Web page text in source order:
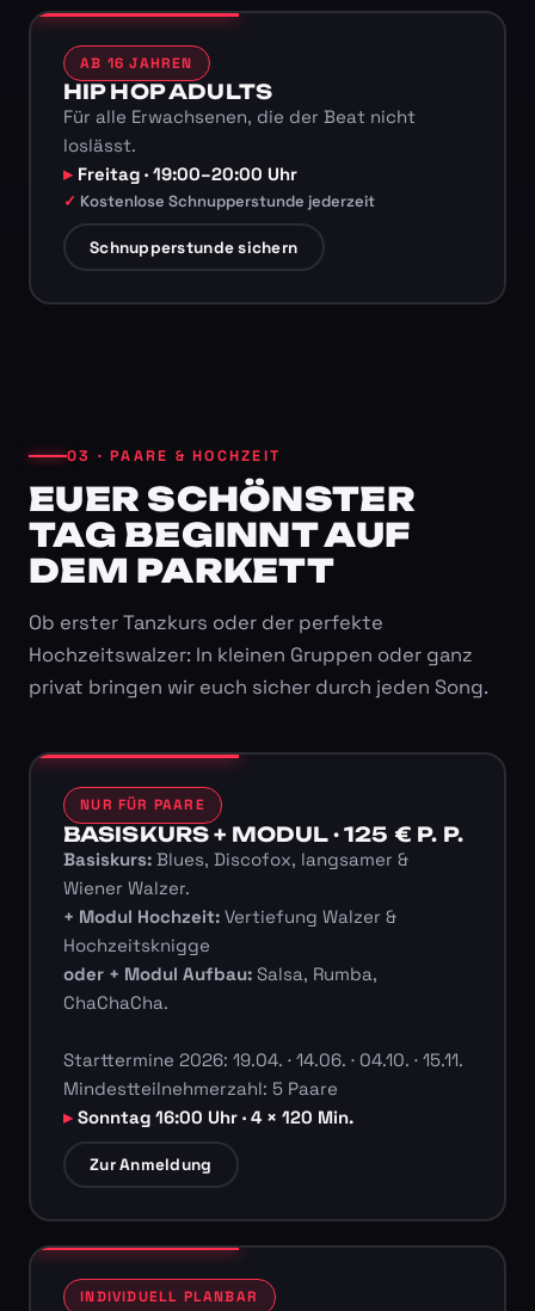
AB 16 JAHREN
HIP HOP ADULTS
Für alle Erwachsenen, die der Beat nicht
loslässt.
Freitag · 19:00–20:00 Uhr
Kostenlose Schnupperstunde jederzeit
Schnupperstunde sichern
03 · PAARE & HOCHZEIT
EUER SCHÖNSTER
TAG BEGINNT AUF
DEM PARKETT
Ob erster Tanzkurs oder der perfekte
Hochzeitswalzer: In kleinen Gruppen oder ganz
privat bringen wir euch sicher durch jeden Song.
NUR FÜR PAARE
BASISKURS + MODUL · 125 € P. P.
Basiskurs:Blues, Discofox, langsamer &
Wiener Walzer.
+ Modul Hochzeit:Vertiefung Walzer &
Hochzeitsknigge
oder + Modul Aufbau:Salsa, Rumba,
ChaChaCha.
Starttermine 2026: 19.04. · 14.06. · 04.10. · 15.11.
Mindestteilnehmerzahl: 5 Paare
Sonntag 16:00 Uhr · 4 × 120 Min.
Zur Anmeldung
INDIVIDUELL PLANBAR